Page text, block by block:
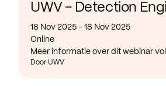
UWV - Detection
18 Nov 2025 - 18 Nov 2025
Online
Meer informatie over dit webinar
Door UWV